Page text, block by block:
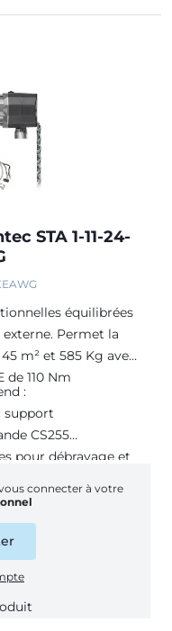
STA 1-11-24-
équilibrées
Permet la
m² et 585 Kg avec
de 110 Nm
:
support
CS255
pour débrayage et
descente, stop)
7 mètres
connecter à votre